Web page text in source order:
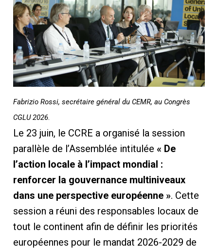
Fabrizio Rossi, secrétaire général du CEMR, au Congrès
CGLU 2026.
Le 23 juin, le CCRE a organisé la session
parallèle de l’Assemblée intitulée « De
l’action locale à l’impact mondial :
renforcer la gouvernance multiniveaux
dans une perspective européenne ». Cette
session a réuni des responsables locaux de
tout le continent afin de définir les priorités
européennes pour le mandat 2026-2029 de